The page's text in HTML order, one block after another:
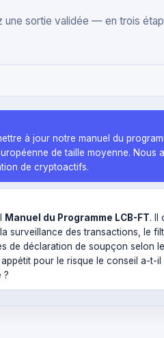
une sortie validée — en trois
à jour notre manuel du
de taille moyenne. Nous
de cryptoactifs.
Manuel du Programme LCB-FT. Il
surveillance des transactions, le
de déclaration de soupçon selon le
pour le risque le conseil a-t-il
?